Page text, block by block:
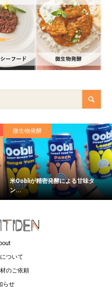
微生物発酵
米Oobliが精密発酵による甘味タ
ン...
ついて
のご依頼
らせ